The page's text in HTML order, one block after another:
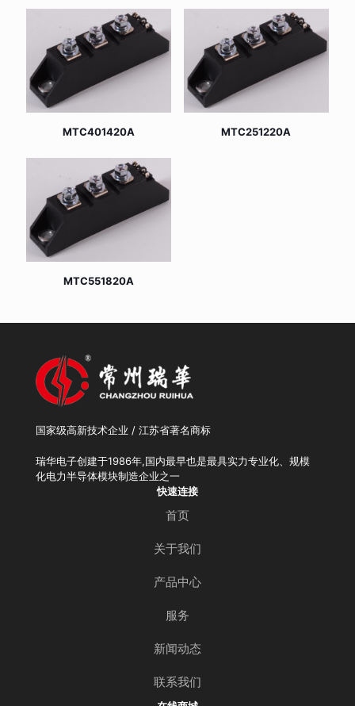
MTC401420A MTC251220A
MTC551820A
国家级高新技术企业 / 江苏省著名商标
瑞华电子创建于1986年,国内最早也是最具实力专业化、规模
化电力半导体模块制造企业之一
快速连接
首页
关于我们
产品中心
服务
新闻动态
联系我们